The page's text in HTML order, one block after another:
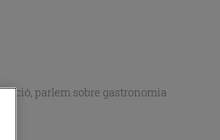
parlem sobre gastronomia